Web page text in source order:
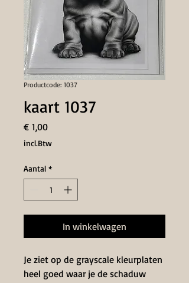
Productcode: 1037
kaart 1037
€ 1,00Prijs
incl.Btw
Aantal *
In winkelwagen
Je ziet op de grayscale kleurplaten
heel goed waar je de schaduw